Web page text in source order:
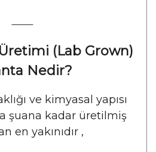
⸻
(Lab Grown)
Nedir?
ve kimyasal yapısı
şuana kadar üretilmiş
en yakınıdır ,